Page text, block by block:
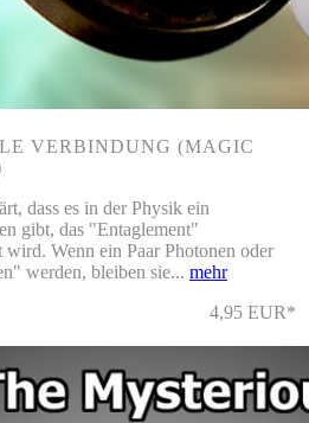
VERBINDUNG (MAGIC
dass es in der Physik ein
gibt, das "Entaglement"
Wenn ein Paar Photonen oder
werden, bleiben sie... mehr
4,95 EUR*